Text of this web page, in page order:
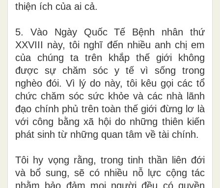
thiện ích của ai cả.
5. Vào Ngày Quốc Tế Bệnh nhân thứ
XXVIII này, tôi nghĩ đến nhiều anh chị em
của chúng ta trên khắp thế giới không
được sự chăm sóc y tế vì sống trong
nghèo đói. Vì lý do này, tôi kêu gọi các tổ
chức chăm sóc sức khỏe và các nhà lãnh
đạo chính phủ trên toàn thế giới đừng lơ là
với công bằng xã hội do những thiên kiến
phát sinh từ những quan tâm về tài chính.
Tôi hy vọng rằng, trong tinh thần liên đới
và bổ sung, sẽ có nhiều nỗ lực cộng tác
nhằm bảo đảm mọi người đều có quyền